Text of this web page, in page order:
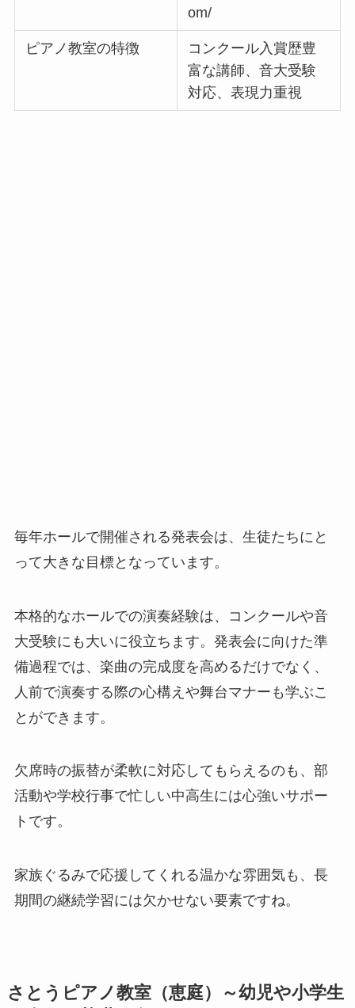
om/
ピアノ教室の特徴
コンクール入賞歴豊
富な講師、音大受験
対応、表現力重視
毎年ホールで開催される発表会は、生徒たちにと
って大きな目標となっています。
本格的なホールでの演奏経験は、コンクールや音
大受験にも大いに役立ちます。発表会に向けた準
備過程では、楽曲の完成度を高めるだけでなく、
人前で演奏する際の心構えや舞台マナーも学ぶこ
とができます。
欠席時の振替が柔軟に対応してもらえるのも、部
活動や学校行事で忙しい中高生には心強いサポー
トです。
家族ぐるみで応援してくれる温かな雰囲気も、長
期間の継続学習には欠かせない要素ですね。
さとうピアノ教室（恵庭）～幼児や小学生